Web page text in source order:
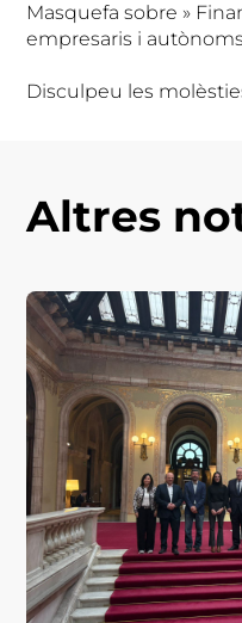
Masquefa sobre »
empresaris i
Disculpeu les
Altres